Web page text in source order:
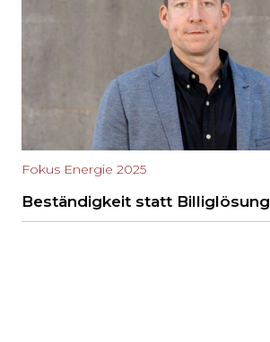
Fokus Energie 2025
Beständigkeit statt Billiglösung